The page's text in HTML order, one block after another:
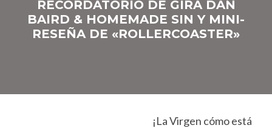
RECORDATORIO DE GIRA DAN
BAIRD & HOMEMADE SIN Y MINI-
RESEÑA DE «ROLLERCOASTER»
¡La Virgen cómo está